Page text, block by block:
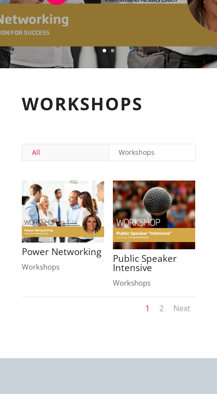
WORKSHOPS
All Workshops
Power Networking
Workshops
Public Speaker
Intensive
Workshops
1 2 Next